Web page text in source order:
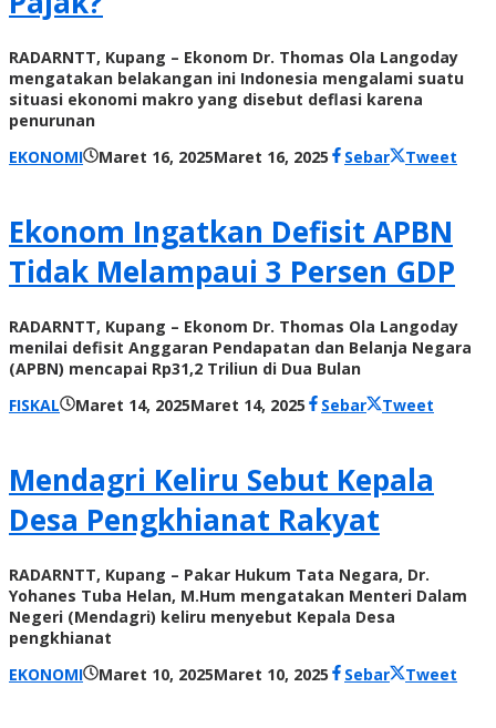
RADARNTT, Kupang – Ekonom Dr. Thomas Ola Langoday
mengatakan belakangan ini Indonesia mengalami suatu
situasi ekonomi makro yang disebut deflasi karena
penurunan
EKONOMI
Maret 16, 2025Maret 16, 2025 olehSebar Tweet
Ekonom Ingatkan Defisit APBN
Tidak Melampaui 3 Persen GDP
RADARNTT, Kupang – Ekonom Dr. Thomas Ola Langoday
menilai defisit Anggaran Pendapatan dan Belanja Negara
(APBN) mencapai Rp31,2 Triliun di Dua Bulan
FISKAL
Maret 14, 2025Maret 14, 2025 olehSebar Tweet
Mendagri Keliru Sebut Kepala
Desa Pengkhianat Rakyat
RADARNTT, Kupang – Pakar Hukum Tata Negara, Dr.
Yohanes Tuba Helan, M.Hum mengatakan Menteri Dalam
Negeri (Mendagri) keliru menyebut Kepala Desa
pengkhianat
EKONOMI
Maret 10, 2025Maret 10, 2025 olehSebar Tweet